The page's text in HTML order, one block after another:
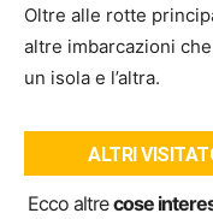
Oltre alle rotte
altre imbarcazioni
un isola e l’altra.
ALTRI
Ecco altrecose